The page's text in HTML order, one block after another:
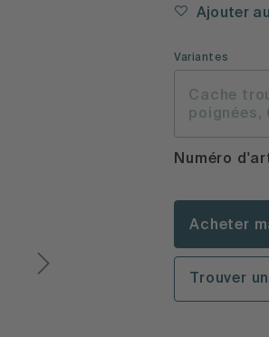
Ajouter
Variantes
Cache
poignées,
Numéro
Acheter
Trouver